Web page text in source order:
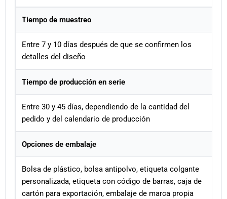
Tiempo de muestreo
Entre 7 y 10 días después de que se confirmen los
detalles del diseño
Tiempo de producción en serie
Entre 30 y 45 días, dependiendo de la cantidad del
pedido y del calendario de producción
Opciones de embalaje
Bolsa de plástico, bolsa antipolvo, etiqueta colgante
personalizada, etiqueta con código de barras, caja de
cartón para exportación, embalaje de marca propia